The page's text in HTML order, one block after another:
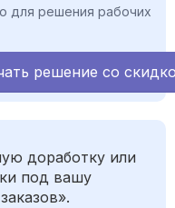
для решения рабочих
решение со
доработку или
под вашу